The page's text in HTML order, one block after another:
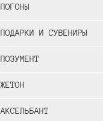
ПОГОНЫ
ПОДАРКИ И СУВЕНИРЫ
ПОЗУМЕНТ
ЖЕТОН
АКСЕЛЬБАНТ